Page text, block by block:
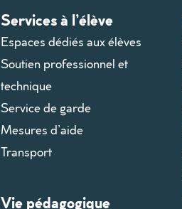
Services à l’élève
Espaces dédiés aux élèves
Soutien professionnel et
technique
Service de garde
Mesures d’aide
Transport
Vie pédagogique